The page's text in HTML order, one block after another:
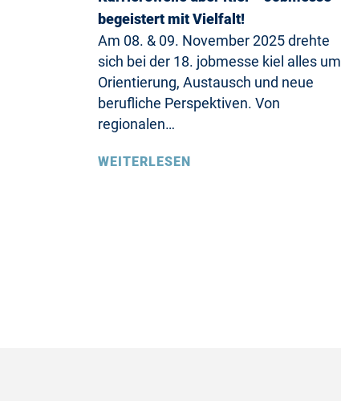
begeistert mit Vielfalt!
Am 08. & 09. November 2025 drehte
sich bei der 18. jobmesse kiel alles um
Orientierung, Austausch und neue
berufliche Perspektiven. Von
regionalen…
WEITERLESEN